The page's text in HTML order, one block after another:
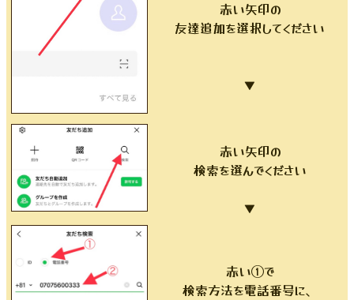
赤い矢印の
友達追加を選択してください
▼
赤い矢印の
検索を選んでください
▼
赤い①で
検索方法を電話番号に、